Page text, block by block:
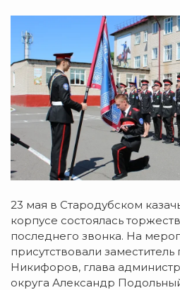
23 мая в Стародубском
корпусе состоялась
последнего звонка. На
присутствовали
Никифоров, глава
округа Александр